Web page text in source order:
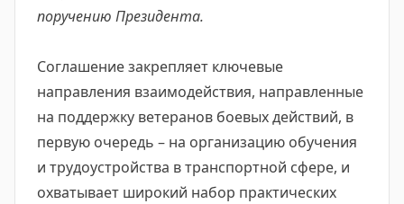
поручению Президента.
Соглашение закрепляет ключевые
направления взаимодействия, направленные
на поддержку ветеранов боевых действий, в
первую очередь – на организацию обучения
и трудоустройства в транспортной сфере, и
охватывает широкий набор практических